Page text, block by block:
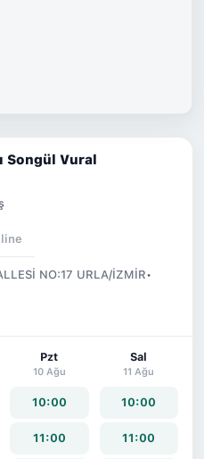
Songül Vural
NO:17 URLA/İZMİR•
Pzt
10 Ağu
10:00
11:00
Sal
11 Ağu
10:00
11:00